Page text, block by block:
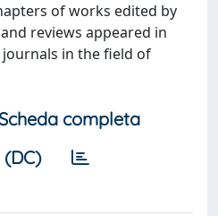
of works edited by
reviews appeared in
in the field of
completa